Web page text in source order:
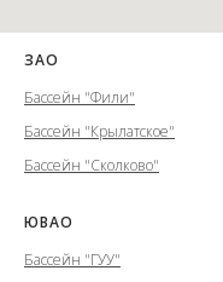
ЗАО
Бассейн "Фили"
Бассейн "Крылатское"
Бассейн "Сколково"
ЮВАО
Бассейн "ГУУ"